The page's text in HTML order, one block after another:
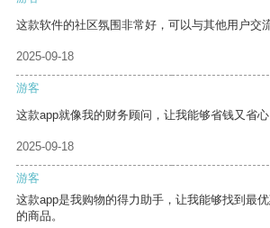
这款软件的社区氛围非常好，可以与其他用户交
2025-09-18
游客
这款app就像我的财务顾问，让我能够省钱又省心
2025-09-18
游客
这款app是我购物的得力助手，让我能够找到最
的商品。